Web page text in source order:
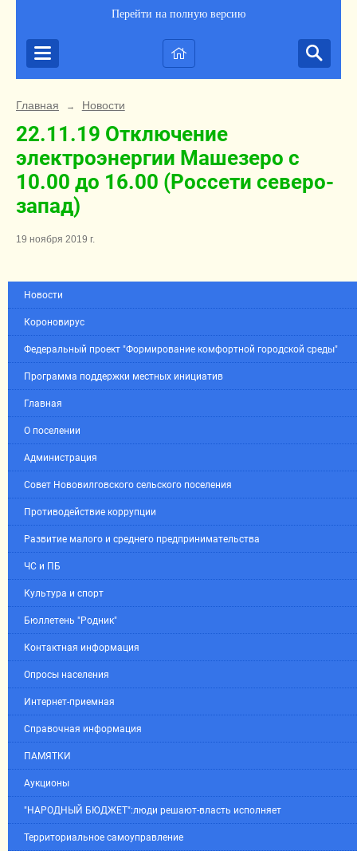
Перейти на полную версию
Главная → Новости
22.11.19 Отключение
электроэнергии Машезеро с
10.00 до 16.00 (Россети северо-
запад)
19 ноября 2019 г.
Новости
Короновирус
Федеральный проект "Формирование комфортной городской среды"
Программа поддержки местных инициатив
Главная
О поселении
Администрация
Совет Нововилговского сельского поселения
Противодействие коррупции
Развитие малого и среднего предпринимательства
ЧС и ПБ
Культура и спорт
Бюллетень "Родник"
Контактная информация
Опросы населения
Интернет-приемная
Справочная информация
ПАМЯТКИ
Аукционы
"НАРОДНЫЙ БЮДЖЕТ":люди решают-власть исполняет
Территориальное самоуправление